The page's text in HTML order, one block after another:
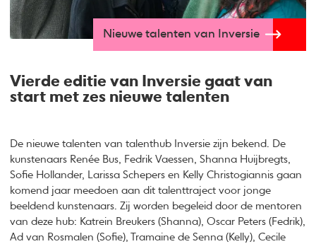
Vierde editie van Inversie gaat van
start met zes nieuwe talenten
De nieuwe talenten van talenthub Inversie zijn bekend. De
kunstenaars Renée Bus, Fedrik Vaessen, Shanna Huijbregts,
Sofie Hollander, Larissa Schepers en Kelly Christogiannis gaan
komend jaar meedoen aan dit talenttraject voor jonge
beeldend kunstenaars. Zij worden begeleid door de mentoren
van deze hub: Katrein Breukers (Shanna), Oscar Peters (Fedrik),
Ad van Rosmalen (Sofie), Tramaine de Senna (Kelly), Cecile
Nieuwe talenten van Inversie